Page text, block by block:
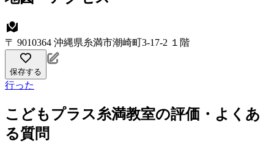
〒 9010364 沖縄県糸満市潮崎町3-17-2 １階
保存する
行った
こどもプラス糸満教室の評価・よくあ
る質問